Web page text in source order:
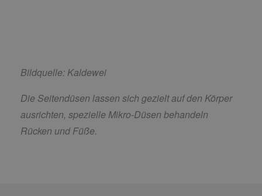
Bildquelle: Kaldewei
Die Seitendüsen lassen sich gezielt auf den Körper
ausrichten, spezielle Mikro-Düsen behandeln
Rücken und Füße.